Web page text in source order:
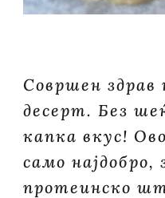
Совршен здрав
десерт. Без
капка вкус!
само најдобро,
протеинско